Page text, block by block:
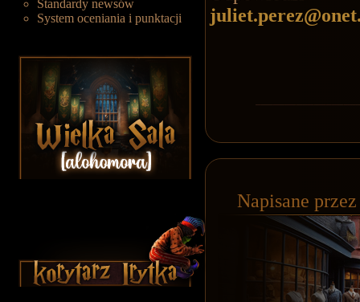
Standardy newsów
System oceniania i punktacji
Napisane